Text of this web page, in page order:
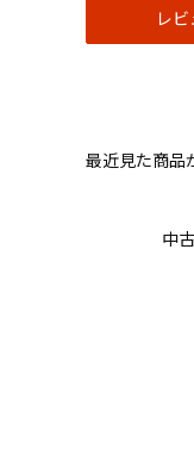
レ
最近見た商品
中